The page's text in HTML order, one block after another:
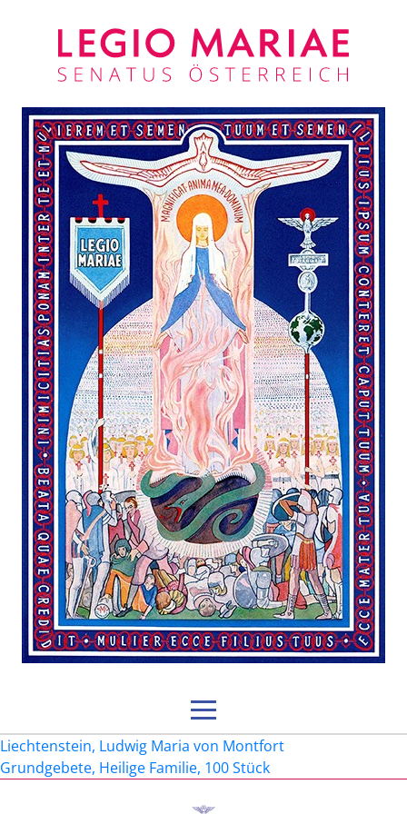
Beitragsnavigation
Liechtenstein, Ludwig Maria von Montfort
Grundgebete, Heilige Familie, 100 Stück